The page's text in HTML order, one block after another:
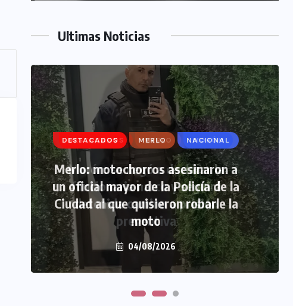
Ultimas Noticias
DESTACADOS MERLO MORÓN
Morón: se negó a declarar la
funcionaria narco y seguirá
detenida camino a prisión
preventiva
04/08/2026